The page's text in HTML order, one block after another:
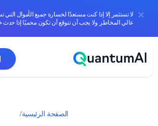
لا تستثمر إلا إذا كنت مستعدًا لخسارة جميع الأموال التي
عالي المخاطر ولا يجب أن تتوقع أن تكون محميًا إذا حدث
الصفحة الرئيسية/